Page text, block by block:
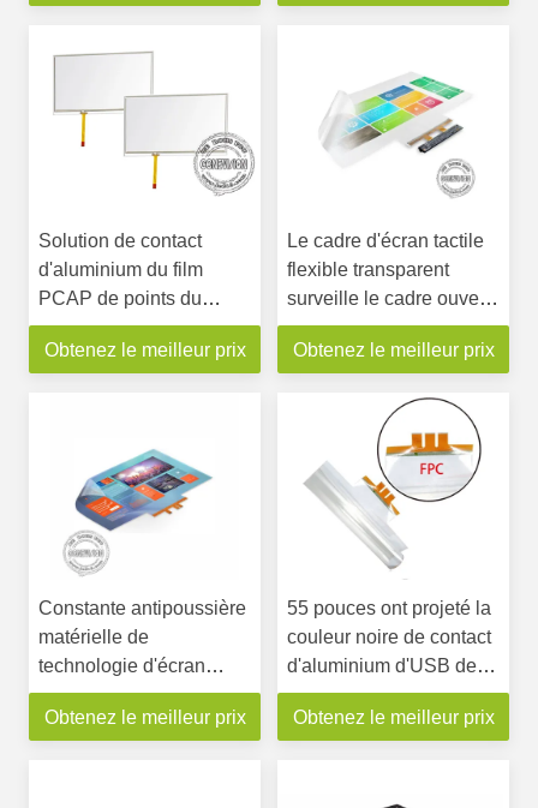
Solution de contact
d'aluminium du film
PCAP de points du
Signage 2-100 de Digital
d'écran tactile de la
Obtenez le meilleur prix
Le cadre d'écran tactile
flexible transparent
surveille le cadre ouvert
10 points pour le
kiosque d'affichage à
Obtenez le meilleur prix
Constante antipoussière
matérielle de
technologie d'écran
tactile de chiffre
d'aluminium d'ANIMAL
Obtenez le meilleur prix
55 pouces ont projeté la
couleur noire de contact
d'aluminium d'USB de
l'interface 10 de points
multi nanos de contact
Obtenez le meilleur prix